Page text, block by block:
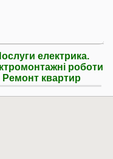
електрика.
роботи
Ремонт квартир